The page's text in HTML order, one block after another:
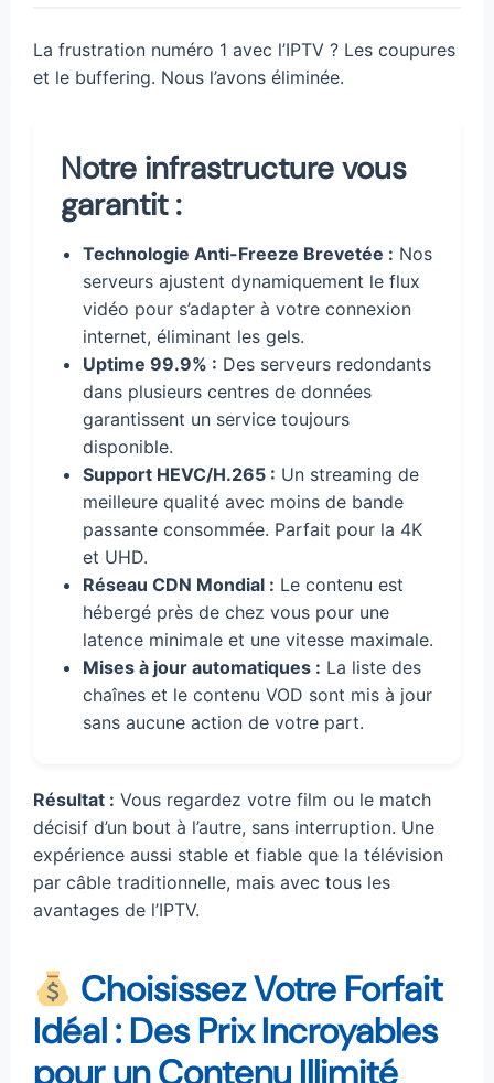
La frustration numéro 1 avec l’IPTV ? Les coupures
et le buffering. Nous l’avons éliminée.
Notre infrastructure vous
garantit :
Technologie Anti-Freeze Brevetée : Nos
serveurs ajustent dynamiquement le flux
vidéo pour s’adapter à votre connexion
internet, éliminant les gels.
Uptime 99.9% : Des serveurs redondants
dans plusieurs centres de données
garantissent un service toujours
disponible.
Support HEVC/H.265 : Un streaming de
meilleure qualité avec moins de bande
passante consommée. Parfait pour la 4K
et UHD.
Réseau CDN Mondial : Le contenu est
hébergé près de chez vous pour une
latence minimale et une vitesse maximale.
Mises à jour automatiques : La liste des
chaînes et le contenu VOD sont mis à jour
sans aucune action de votre part.
Résultat : Vous regardez votre film ou le match
décisif d’un bout à l’autre, sans interruption. Une
expérience aussi stable et fiable que la télévision
par câble traditionnelle, mais avec tous les
avantages de l’IPTV.
Choisissez Votre Forfait
Idéal : Des Prix Incroyables
pour un Contenu Illimité